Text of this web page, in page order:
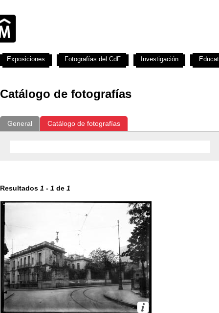
Catálogo de fotografías
General Catálogo de fotografías
Resultados 1 - 1 de 1
Exposiciones Fotografías del CdF Investigación